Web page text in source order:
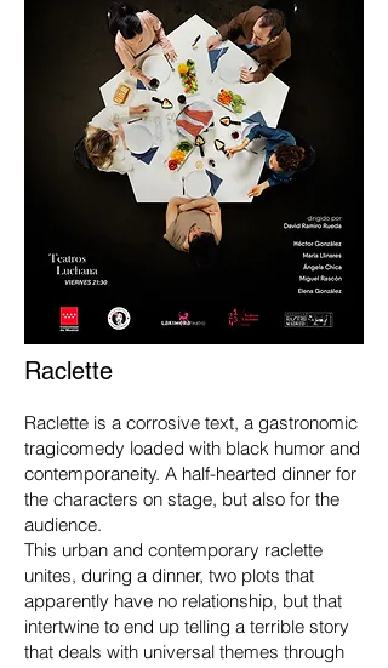
Raclette
Raclette is a corrosive text, a gastronomic
tragicomedy loaded with black humor and
contemporaneity. A half-hearted dinner for
the characters on stage, but also for the
audience.
This urban and contemporary raclette
unites, during a dinner, two plots that
apparently have no relationship, but that
intertwine to end up telling a terrible story
that deals with universal themes through